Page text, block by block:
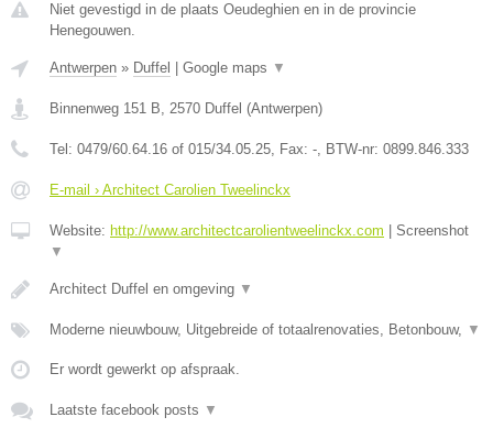
Niet gevestigd in de plaats Oeudeghien en in de provincie
Henegouwen.
Antwerpen » Duffel Google maps ▼
Binnenweg 151 B, 2570 Duffel (Antwerpen)
Tel: 0479/60.64.16 of 015/34.05.25, Fax: -, BTW-nr: 0899.846.333
E-mail › Architect Carolien Tweelinckx
Website: http://www.architectcarolientweelinckx.com
Screenshot
▼
Architect Duffel en omgeving ▼
Moderne nieuwbouw, Uitgebreide of totaalrenovaties, Betonbouw, ▼
Er wordt gewerkt op afspraak.
Laatste facebook posts ▼